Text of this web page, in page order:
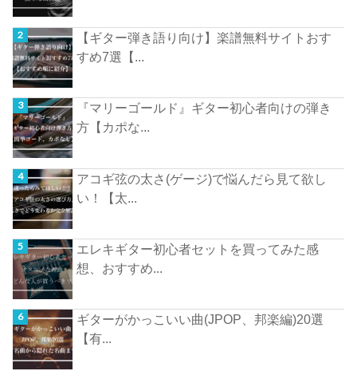
【ギター弾き語り向け】楽譜無料サイトおす
すめ7選【...
『マリーゴールド』ギター初心者向けの弾き
方【カポな...
アコギ弦の太さ(ゲージ)で悩んだら見て欲し
い！【太...
エレキギター初心者セットを買ってみた感
想、おすすめ...
ギターがかっこいい曲(JPOP、邦楽編)20選
【有...